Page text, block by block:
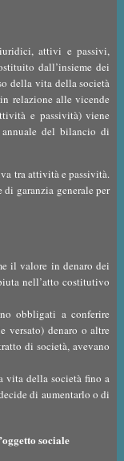
attivi e passivi,
dall’insieme dei
della vita della società
relazione alle vicende
e passività) viene
annuale del bilancio di
tra attività e passività.
garanzia generale per
il valore in denaro dei
nell’atto costitutivo
obbligati a conferire
versato) denaro o altre
di società, avevano
vita della società fino a
di aumentarlo o di
sociale